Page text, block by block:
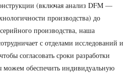
(включая анализ DFM —
производства) до
производства, наша
с отделами исследований и
согласовать сроки разработки
обеспечить индивидуальную